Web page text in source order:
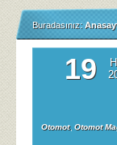
Buradasınız:
19
Otomot, Otomot